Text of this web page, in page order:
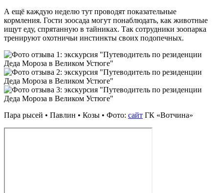
А ещё каждую неделю тут проводят показательные
кормления. Гости зоосада могут понаблюдать, как животные
ищут еду, спрятанную в тайниках. Так сотрудники зоопарка
тренируют охотничьи инстинкты своих подопечных.
Пара рысей • Павлин • Козы • Фото: сайт ГК «Вотчина»